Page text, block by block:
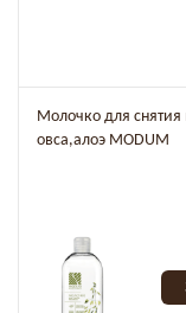
Молочко для снятия
овса,алоэ MODUM